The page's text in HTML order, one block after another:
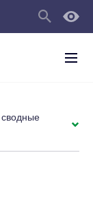
сводные